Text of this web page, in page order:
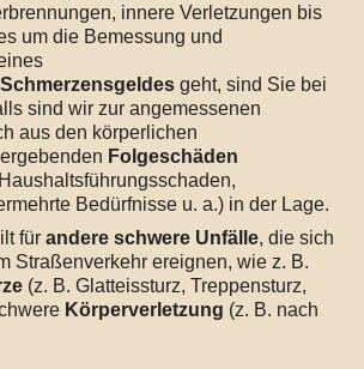
innere Verletzungen bis
um die Bemessung und
Schmerzensgeldes geht, sind Sie bei
sind wir zur angemessenen
aus den körperlichen
Folgeschäden
Bedürfnisse u. a.) in der Lage.
für andere schwere Unfälle, die sich
Straßenverkehr ereignen, wie z. B.
(z. B. Glatteissturz, Treppensturz,
Körperverletzung (z. B. nach